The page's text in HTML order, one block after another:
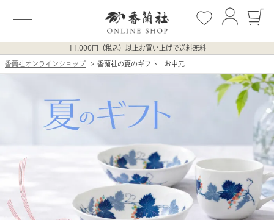
11,000円（税込）以上お買い上げで送料無料
香蘭社オンラインショップ 香蘭社の夏のギフト お中元